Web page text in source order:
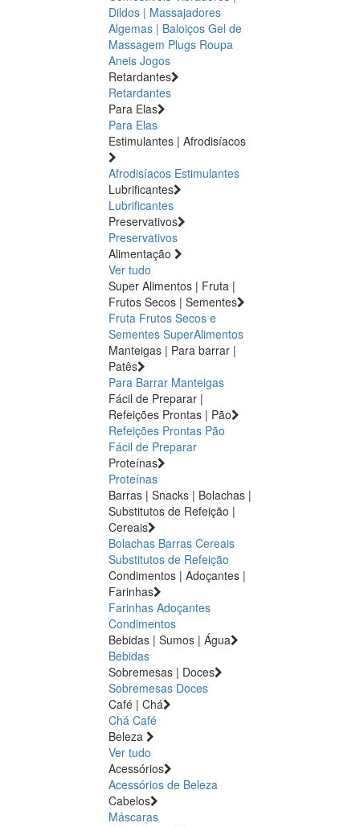
Dildos | Massajadores
Algemas | Baloiços Gel de
Massagem Plugs Roupa
Aneis Jogos
Retardantes
Retardantes
Para Elas
Para Elas
Estimulantes | Afrodisíacos
Afrodisíacos Estimulantes
Lubrificantes
Lubrificantes
Preservativos
Preservativos
Alimentação
Ver tudo
Super Alimentos | Fruta |
Frutos Secos | Sementes
Fruta Frutos Secos e
Sementes SuperAlimentos
Manteigas | Para barrar |
Patês
Para Barrar Manteigas
Fácil de Preparar |
Refeições Prontas | Pão
Refeições Prontas Pão
Fácil de Preparar
Proteínas
Proteínas
Barras | Snacks | Bolachas |
Substitutos de Refeição |
Cereais
Bolachas Barras Cereais
Substitutos de Refeição
Condimentos | Adoçantes |
Farinhas
Farinhas Adoçantes
Condimentos
Bebidas | Sumos | Água
Bebidas
Sobremesas | Doces
Sobremesas Doces
Café | Chá
Chá Café
Beleza
Ver tudo
Acessórios
Acessórios de Beleza
Cabelos
Máscaras